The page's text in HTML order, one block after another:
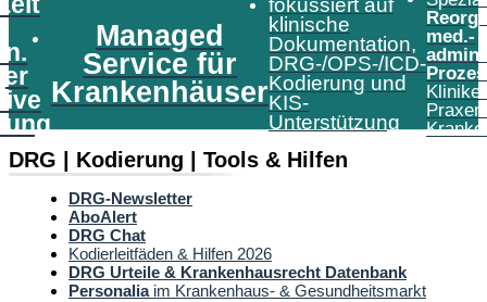
Managed
Service für
Krankenhäuser
fokussiert auf
klinische
Dokumentation,
DRG-/OPS-/ICD-
Kodierung und
KIS-
Unterstützung
med.-
DRG | Kodierung | Tools & Hilfen
DRG-Newsletter
AboAlert
DRG Chat
Kodierleitfäden & Hilfen 2026
DRG Urteile & Krankenhausrecht Datenbank
Personaliaim Krankenhaus- & Gesundheitsmarkt